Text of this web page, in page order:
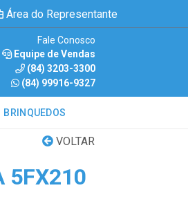
Área do Representante
Fale Conosco
Equipe de Vendas
(84) 3203-3300
(84) 99916-9327
BRINQUEDOS
VOLTAR
5FX210